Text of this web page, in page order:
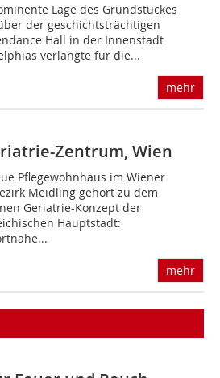
Lage des Grundstückes
der geschichtsträchtigen
Hall in der Innenstadt
verlangte für die...
mehr
Zentrum, Wien
Pflegewohnhaus im Wiener
Meidling gehört zu dem
Geriatrie-Konzept der
Hauptstadt:
mehr